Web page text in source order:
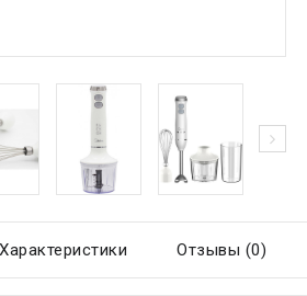
Характеристики Отзывы (0)